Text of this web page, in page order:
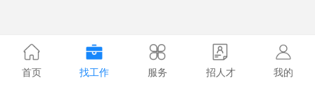
首页 找工作 服务 招人才 我的